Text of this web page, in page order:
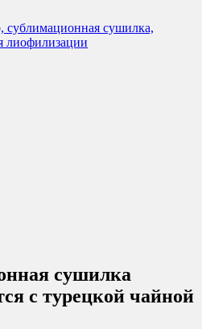
сушилка
с турецкой чайной